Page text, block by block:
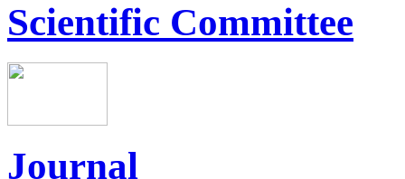
Scientific Committee
Journal